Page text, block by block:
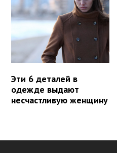
Эти 6 деталей в
одежде выдают
несчастливую женщину